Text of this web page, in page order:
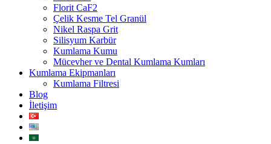
Florit CaF2
Çelik Kesme Tel Granül
Nikel Raspa Grit
Silisyum Karbür
Kumlama Kumu
Mücevher ve Dental Kumlama Kumları
Kumlama Ekipmanları
Kumlama Filtresi
Blog
İletişim